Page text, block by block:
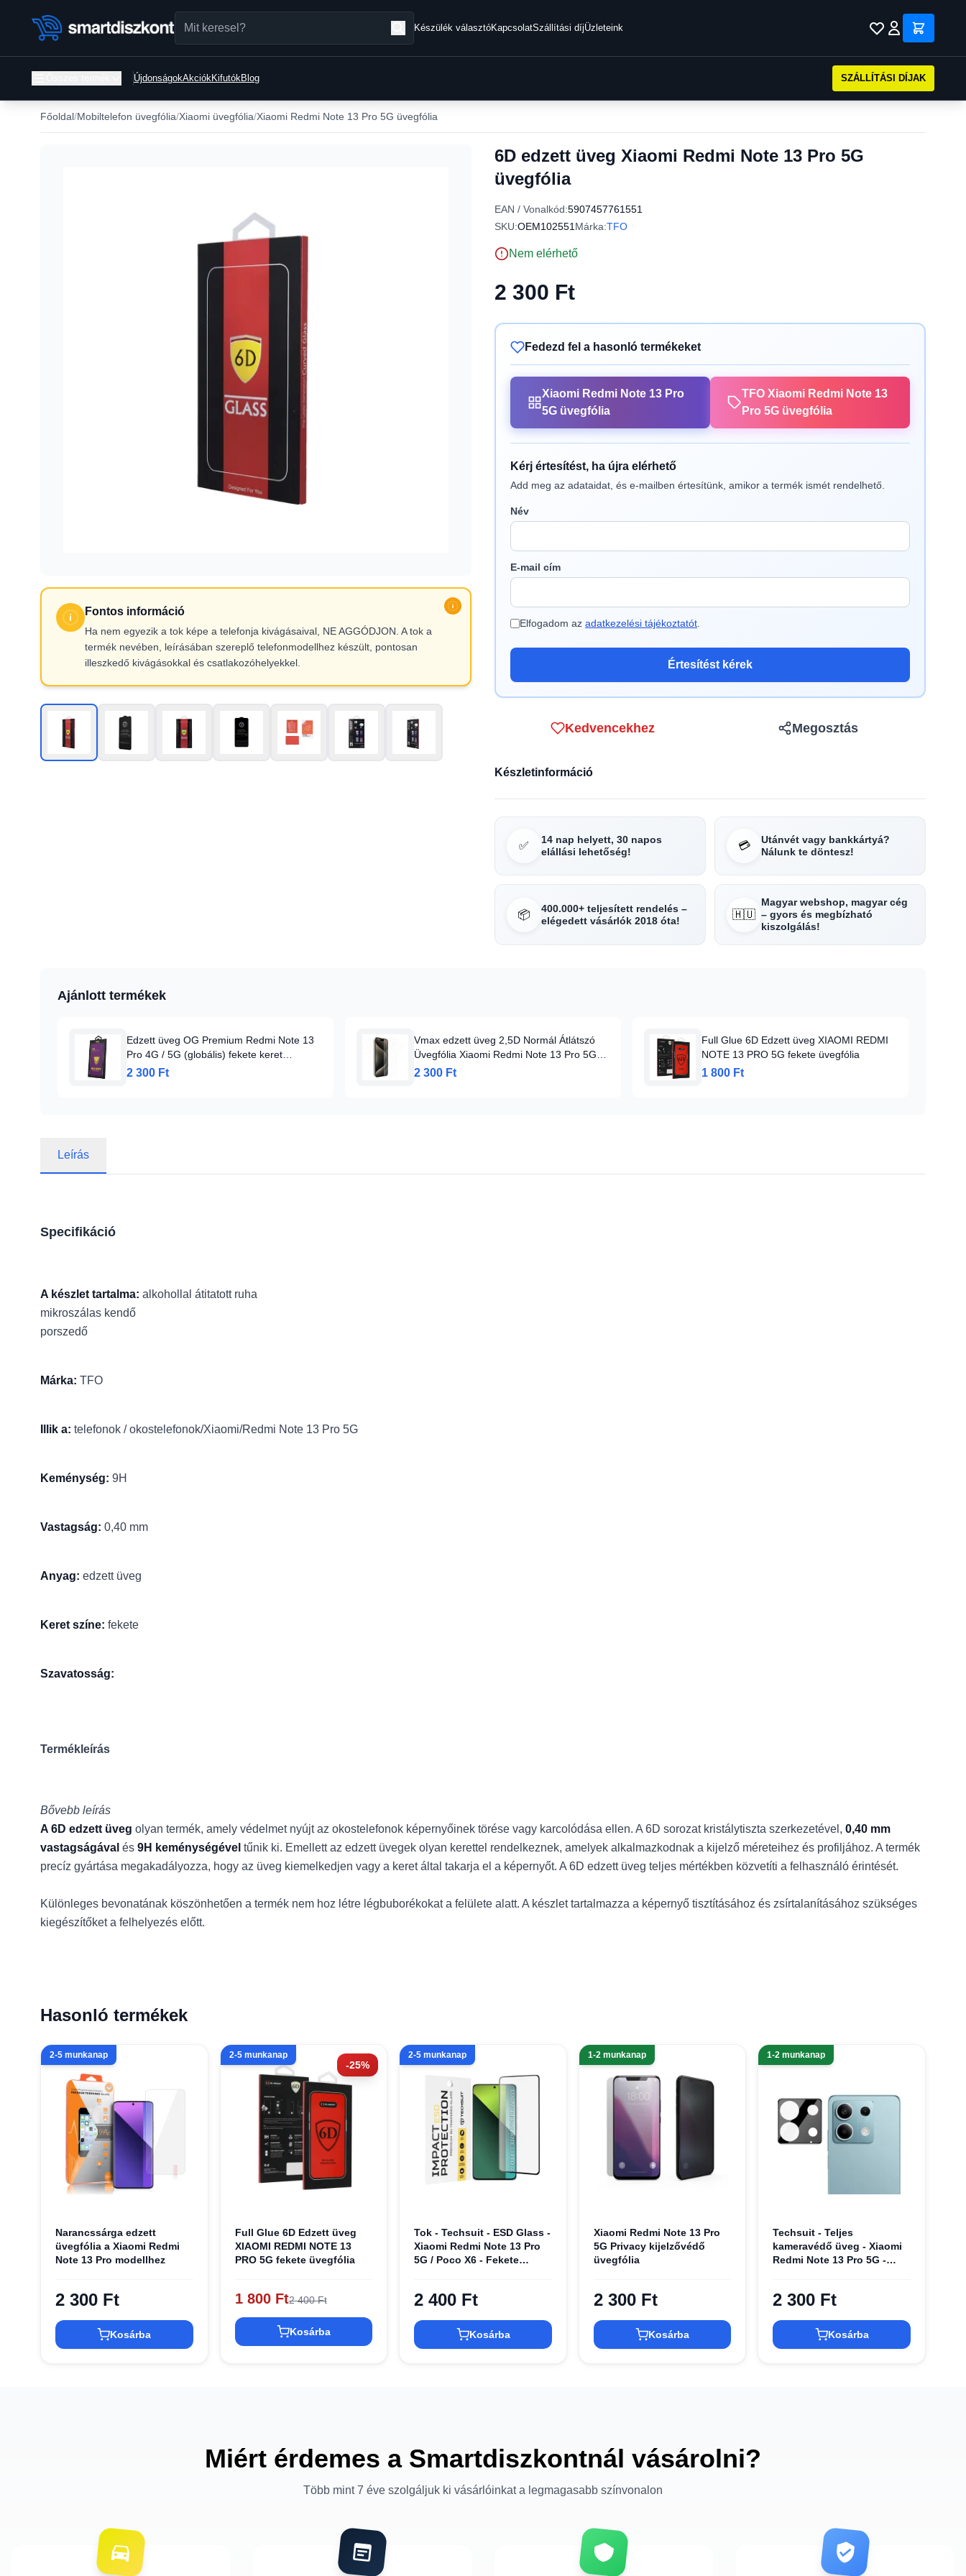
Készülék választóKapcsolatSzállítási díjÜzleteink
ÚjdonságokAkciókKifutókBlog SZÁLLÍTÁSI DÍJAK
Főoldal Mobiltelefon üvegfólia Xiaomi üvegfólia Xiaomi Redmi Note 13 Pro 5G üvegfólia
Fontos információ
Ha nem egyezik a tok képe a telefonja kivágásaival, NE AGGÓDJON. A tok a
termék nevében, leírásában szereplő telefonmodellhez készült, pontosan
illeszkedő kivágásokkal és csatlakozóhelyekkel.
6D edzett üveg Xiaomi Redmi Note 13 Pro 5G
üvegfólia
EAN / Vonalkód:5907457761551
SKU:OEM102551 Márka:TFO
Nem elérhető
2 300 Ft
Fedezd fel a hasonló termékeket
Xiaomi Redmi Note 13 Pro
5G üvegfólia
TFO Xiaomi Redmi Note 13
Pro 5G üvegfólia
Kérj értesítést, ha újra elérhető
Add meg az adataidat, és e-mailben értesítünk, amikor a termék ismét rendelhető.
Név
E-mail cím
Elfogadom az adatkezelési tájékoztatót
Értesítést kérek
Kedvencekhez Megosztás
Készletinformáció
✅
14 nap helyett, 30 napos
elállási lehetőség!
💳
Utánvét vagy bankkártyá?
Nálunk te döntesz!
📦
400.000+ teljesített rendelés –
elégedett vásárlók 2018 óta!
🇭🇺
Magyar webshop, magyar cég
– gyors és megbízható
kiszolgálás!
Ajánlott termékek
Edzett üveg OG Premium Redmi Note 13
Pro 4G / 5G (globális) fekete keret
üvegfólia
2 300 Ft
Vmax edzett üveg 2,5D Normál Átlátszó
Üvegfólia Xiaomi Redmi Note 13 Pro 5G-
hez, Üvegfólia
2 300 Ft
Full Glue 6D Edzett üveg XIAOMI REDMI
NOTE 13 PRO 5G fekete üvegfólia
1 800 Ft
Leírás
Specifikáció
A készlet tartalma: alkohollal átitatott ruha
mikroszálas kendő
porszedő
Márka: TFO
Illik a: telefonok / okostelefonok/Xiaomi/Redmi Note 13 Pro 5G
Keménység: 9H
Vastagság: 0,40 mm
Anyag: edzett üveg
Keret színe: fekete
Szavatosság:
Termékleírás
Bővebb leírás
A 6D edzett üveg olyan termék, amely védelmet nyújt az okostelefonok képernyőinek törése vagy karcolódása ellen. A 6D sorozat kristálytiszta szerkezetével, 0,40 mm
vastagságával és 9H keménységével tűnik ki. Emellett az edzett üvegek olyan kerettel rendelkeznek, amelyek alkalmazkodnak a kijelző méreteihez és profiljához. A termék
precíz gyártása megakadályozza, hogy az üveg kiemelkedjen vagy a keret által takarja el a képernyőt. A 6D edzett üveg teljes mértékben közvetíti a felhasználó érintését.
Különleges bevonatának köszönhetően a termék nem hoz létre légbuborékokat a felülete alatt. A készlet tartalmazza a képernyő tisztításához és zsírtalanításához szükséges
kiegészítőket a felhelyezés előtt.
Hasonló termékek
2-5 munkanap
Narancssárga edzett
üvegfólia a Xiaomi Redmi
Note 13 Pro modellhez
2 300 Ft
Kosárba
-25%
2-5 munkanap
Full Glue 6D Edzett üveg
XIAOMI REDMI NOTE 13
PRO 5G fekete üvegfólia
1 800 Ft2 400 Ft
Kosárba
2-5 munkanap
Tok - Techsuit - ESD Glass -
Xiaomi Redmi Note 13 Pro
5G / Poco X6 - Fekete
2 400 Ft
Kosárba
1-2 munkanap
Xiaomi Redmi Note 13 Pro
5G Privacy kijelzővédő
üvegfólia
2 300 Ft
Kosárba
1-2 munkanap
Techsuit - Teljes
kameravédő üveg - Xiaomi
Redmi Note 13 Pro 5G -
2 300 Ft
Kosárba
Miért érdemes a Smartdiszkontnál vásárolni?
Több mint 7 éve szolgáljuk ki vásárlóinkat a legmagasabb színvonalon